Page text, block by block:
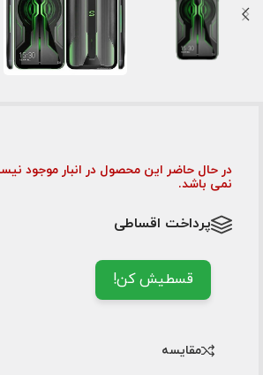
در حال حاضر این محصول در انبار موجود
نمی باشد.
پرداخت اقساطی
قسطیش کن!
مقایسه